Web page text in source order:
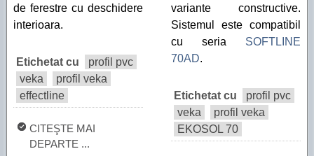
de ferestre cu deschidere
interioara.
Etichetat cu
profil pvc
veka
profil veka
effectline
CITEŞTE MAI
DEPARTE ...
variante constructive.
Sistemul este compatibil
cu seria SOFTLINE
70AD.
Etichetat cu
profil pvc
veka
profil veka
EKOSOL 70